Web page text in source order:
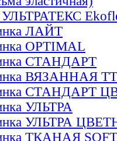
УЛЬТРАТЕКС
ЛАЙТ
OPTIMAL
СТАНДАРТ
ВЯЗАННАЯ
СТАНДАРТ
УЛЬТРА
УЛЬТРА
ТКАНАЯ SOFT